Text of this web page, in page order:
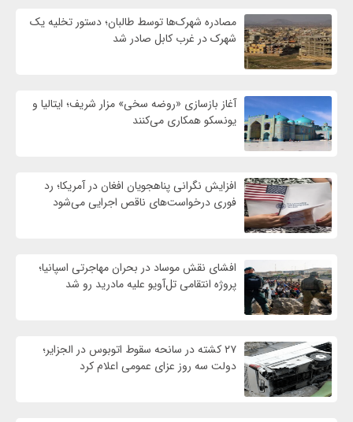
مصادره شهرک‌ها توسط طالبان؛ دستور تخلیه یک
شهرک در غرب کابل صادر شد
آغاز بازسازی «روضه سخی» مزار شریف؛ ایتالیا و
یونسکو همکاری می‌کنند
افزایش نگرانی پناهجویان افغان در آمریکا؛ رد
فوری درخواست‌های ناقص اجرایی می‌شود
افشای نقش موساد در بحران مهاجرتی اسپانیا؛
پروژه انتقامی تل‌آویو علیه مادرید رو شد
۲۷ کشته در سانحه سقوط اتوبوس در الجزایر؛
دولت سه روز عزای عمومی اعلام کرد